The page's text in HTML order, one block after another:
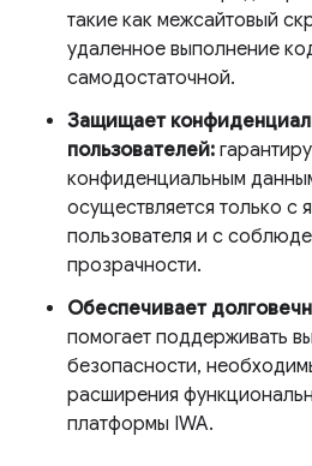
такие как межсайтовый
удаленное выполнение
самодостаточной.
Защищает
пользователей:
конфиденциальным
осуществляется только с
пользователя и с
прозрачности.
Обеспечивает
помогает поддерживать
безопасности,
расширения
платформы IWA.